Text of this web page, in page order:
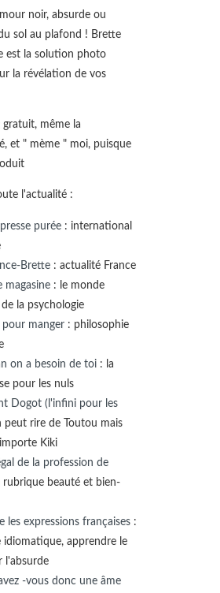
noir, absurde ou
sol au plafond ! Brette
est la solution photo
la révélation de vos
gratuit, même la
et " mème " moi, puisque
l'actualité :
purée : international
Brette : actualité France
magasine : le monde
la psychologie
manger : philosophie
on a besoin de toi : la
pour les nuls
Dogot (l'infini pour les
peut rire de Toutou mais
Kiki
de la profession de
rubrique beauté et bien-
les expressions françaises :
idiomatique, apprendre le
l'absurde
-vous donc une âme